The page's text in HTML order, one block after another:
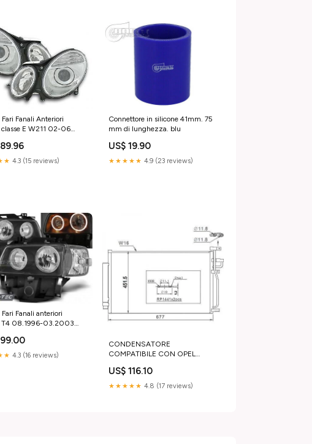
Fanali Anteriori
E W211 02-06
4.3 (15 reviews)
Connettore in silicone 41mm. 75
mm di lunghezza. blu
US$ 19.90
★★★★★ 4.9 (23 reviews)
Fanali anteriori
T4 08.1996-03.2003
4.3 (16 reviews)
CONDENSATORE
COMPATIBILE CON OPEL
US$ 116.10
★★★★★ 4.8 (17 reviews)